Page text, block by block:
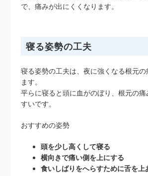
で、痛みが出にくくなります。
寝る姿勢の工夫
寝る姿勢の工夫は、夜に強くなる根元
ます。
平らに寝ると頭に血がのぼり、根元の
すいです。
おすすめの姿勢
頭を少し高くして寝る
横向きで痛い側を上にする
食いしばりをへらすために舌を上